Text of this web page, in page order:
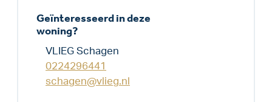
Geïnteresseerd in deze
woning?
VLIEG Schagen
0224296441
schagen@vlieg.nl